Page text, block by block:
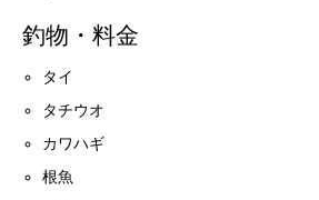
釣物・料金
タイ
タチウオ
カワハギ
根魚